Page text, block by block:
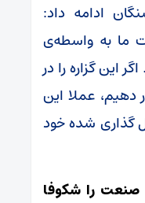
ادامه داد:
ما به واسطه‌ی
این گزاره را در
دهیم، عملا این
گذاری شده خود
صنعت را شکوفا